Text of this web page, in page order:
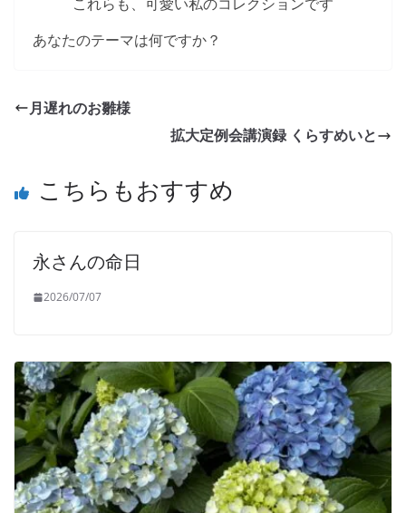
あなたのテーマは何ですか？
月遅れのお雛様
拡大定例会講演録 くらすめいと
こちらもおすすめ
永さんの命日
2026/07/07